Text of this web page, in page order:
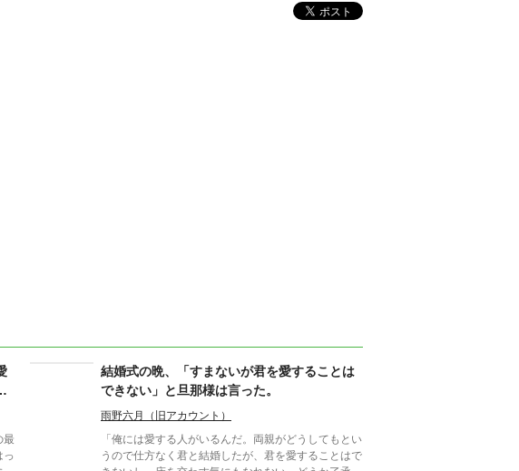
最
結婚式の晩、「すまないが君を愛することは
できない」と旦那様は言った。
雨野六月（旧アカウント）
「俺には愛する人がいるんだ。両親がどうしてもとい
うので仕方なく君と結婚したが、君を愛することはで